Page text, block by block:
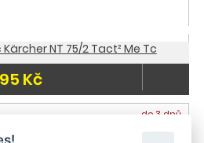
NT 75/2 Tact² Me Tc
Kč
do 3 dnů